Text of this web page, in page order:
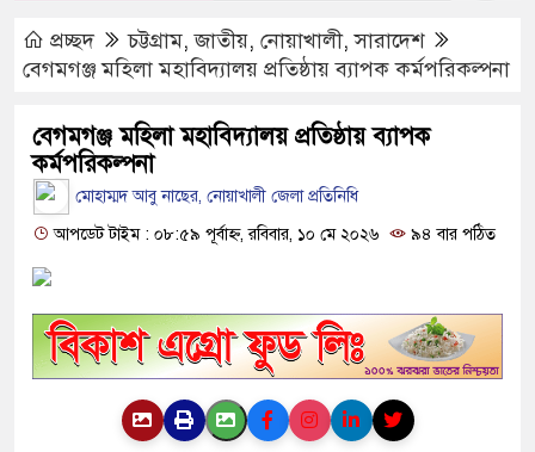
ফরিদপুরে ওজোপাডিকোর উদ্যোগে
যাচ্ছে
দেড় লাখ টাকার গাছ ৫০ হাজারে
ফরিদপুরে ‘শ্মশান বন্ধু’ কানু সেন
Hotline- +880 9617 179084
প্রচ্ছদ
চট্টগ্রাম,জাতীয়, নোয়াখালী,সারাদেশ
বেগমগঞ্জ মহিলা মহাবিদ্যালয় প্রতিষ্ঠায় ব্যাপক কর্মপরিকল্পনা
বেগমগঞ্জ মহিলা মহাবিদ্যালয় প্রতিষ্ঠায় ব্যাপক
কর্মপরিকল্পনা
মোহাম্মদ আবু নাছের, নোয়াখালী জেলা প্রতিনিধি
আপডেট টাইম : ০৮:৫৯ পূর্বাহ্ন, রবিবার, ১০ মে ২০২৬
৯৪ বার পঠিত